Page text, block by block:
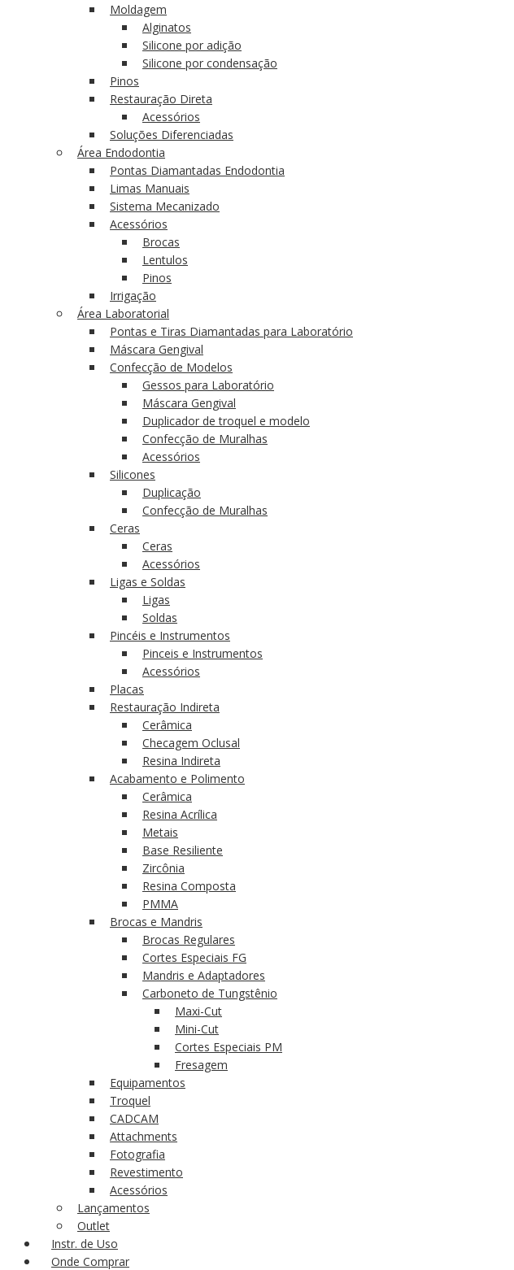
Moldagem
Alginatos
Silicone por adição
Silicone por condensação
Pinos
Restauração Direta
Acessórios
Soluções Diferenciadas
Área Endodontia
Pontas Diamantadas Endodontia
Limas Manuais
Sistema Mecanizado
Acessórios
Brocas
Lentulos
Pinos
Irrigação
Área Laboratorial
Pontas e Tiras Diamantadas para Laboratório
Máscara Gengival
Confecção de Modelos
Gessos para Laboratório
Máscara Gengival
Duplicador de troquel e modelo
Confecção de Muralhas
Acessórios
Silicones
Duplicação
Confecção de Muralhas
Ceras
Ceras
Acessórios
Ligas e Soldas
Ligas
Soldas
Pincéis e Instrumentos
Pinceis e Instrumentos
Acessórios
Placas
Restauração Indireta
Cerâmica
Checagem Oclusal
Resina Indireta
Acabamento e Polimento
Cerâmica
Resina Acrílica
Metais
Base Resiliente
Zircônia
Resina Composta
PMMA
Brocas e Mandris
Brocas Regulares
Cortes Especiais FG
Mandris e Adaptadores
Carboneto de Tungstênio
Maxi-Cut
Mini-Cut
Cortes Especiais PM
Fresagem
Equipamentos
Troquel
CADCAM
Attachments
Fotografia
Revestimento
Acessórios
Lançamentos
Outlet
Instr. de Uso
Onde Comprar